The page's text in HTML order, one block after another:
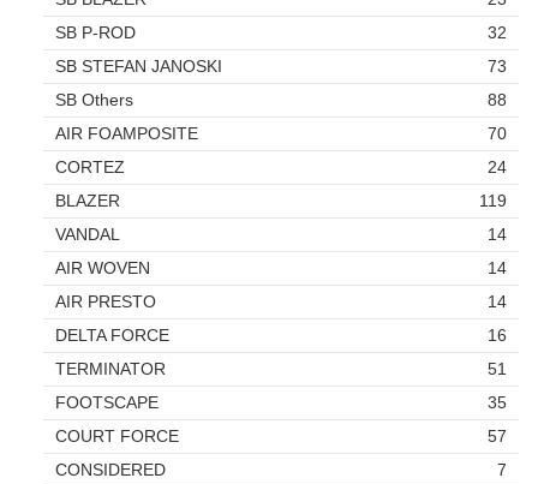
SB P-ROD
32
SB STEFAN JANOSKI
73
SB Others
88
AIR FOAMPOSITE
70
CORTEZ
24
BLAZER
119
VANDAL
14
AIR WOVEN
14
AIR PRESTO
14
DELTA FORCE
16
TERMINATOR
51
FOOTSCAPE
35
COURT FORCE
57
CONSIDERED
7